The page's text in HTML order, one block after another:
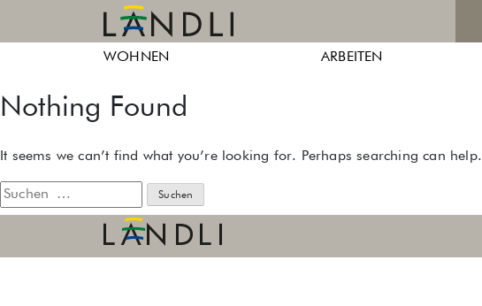
Ländli
Züri
Ländli
Züri
WOHNEN ARBEITEN
Nothing Found
It seems we can’t find what you’re looking for. Perhaps searching can help.
Suche
nach: